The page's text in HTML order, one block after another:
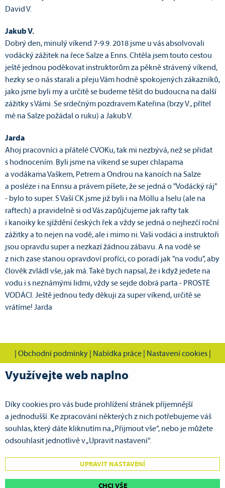
David V.
Jakub V.
Dobrý den, minulý víkend 7-9.9. 2018 jsme u vás absolvovali
vodácký zážitek na řece Salze a Enns. Chtěla jsem touto cestou
ještě jednou poděkovat instruktorům za pěkně strávený víkend,
hezky se o nás starali a přeju Vám hodně spokojených zákazníků,
jako jsme byli my a určitě se budeme těšit do budoucna na další
zážitky s Vámi. Se srdečným pozdravem Kateřina (brzy V., přítel
mě na Salze požádal o ruku) a Jakub V.
Jarda
Ahoj pracovníci a přátelé CVOKu, tak mi nezbývá, než se přidat
s hodnocením. Byli jsme na víkend se super chlapama
a vodákama Vaškem, Petrem a Ondrou na kanoích na Salze
a posléze i na Ennsu a právem píšete, že se jedná o "Vodácký ráj"
- bylo to super. S Vaší CK jsme již byli i na Möllu a Iselu (ale na
raftech) a pravidelně si od Vás zapůjčujeme jak rafty tak
i kanoiky ke sjíždění českých řek a vždy se jedná o nejhezčí roční
zážitky a to nejen na vodě, ale i mimo ni. Vaši vodáci a instruktoři
jsou opravdu super a nezkazí žádnou zábavu. A na vodě se
z nich zase stanou opravdoví profíci, co poradí jak "na vodu", aby
člověk zvládl vše, jak má. Také bych napsal, že i když jedete na
vodu i s neznámými lidmi, vždy se sejde dobrá parta - PROSTĚ
VODÁCI. Ještě jednou tedy děkuji za super víkend, určitě se
vrátíme! Jarda
Obchodní podmínky| Nabídka práce| Nastavení cookies|
Doubravická 386
tel.:+420 725 743 514
+420 725 596 817 | e-mail:
Využívejte web naplno
Díky cookies pro vás bude prohlížení stránek příjemnější
a jednodušší. Ke zpracování některých z nich potřebujeme váš
souhlas, který dáte kliknutím na „Přijmout vše“, nebo je můžete
odsouhlasit jednotlivě v „Upravit nastavení“.
UPRAVIT NASTAVENÍ
CHCI VŠE